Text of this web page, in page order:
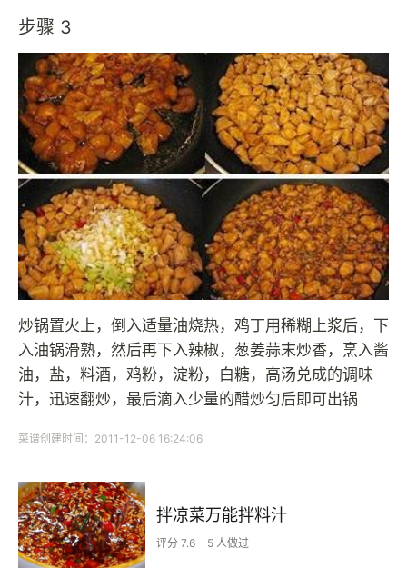
步骤 3
炒锅置火上，倒入适量油烧热，鸡丁用稀糊上浆后，下
入油锅滑熟，然后再下入辣椒，葱姜蒜末炒香，烹入酱
油，盐，料酒，鸡粉，淀粉，白糖，高汤兑成的调味
汁，迅速翻炒，最后滴入少量的醋炒匀后即可出锅
菜谱创建时间：2011-12-06 16:24:06
拌凉菜万能拌料汁
评分 7.6 5 人做过